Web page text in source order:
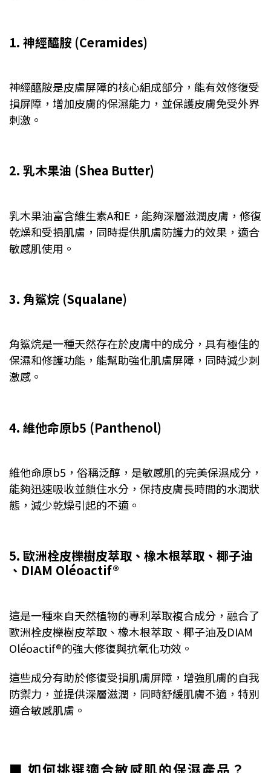
1. 神經醯胺 (Ceramides)
神經醯胺是皮膚屏障的核心組成部分，能有效修復受
損屏障，增加皮膚的保濕能力，並保護皮膚免受外界
刺激。
2. 乳木果油 (Shea Butter)
乳木果油富含維生素A和E，能夠深層滋潤皮膚，修復
乾燥和受損肌膚，同時提供肌膚防護力的效果，適合
敏感肌使用。
3. 角鯊烷 (Squalane)
角鯊烷是一種天然存在於皮膚中的成分，具有極佳的
保濕和修護功能，能幫助強化肌膚屏障，同時減少刺
激感。
4. 維他命原b5 (Panthenol)
維他命原b5，俗稱泛醇，是敏感肌的完美保濕成分，
能夠迅速吸收並鎖住水分，保持皮膚長時間的水潤狀
態，減少乾燥引起的不適。
5. 歐洲栓皮櫟樹皮萃取、橡木根萃取、椰子油
、DIAM Oléoactif®
這是一種來自天然植物的專利萃取複合成分，融合了
歐洲栓皮櫟樹皮萃取、橡木根萃取、椰子油及DIAM
Oléoactif®的強大修復與抗氧化功效。
這些成分有助於修復受損肌膚屏障，增強肌膚的自我
防禦力，並提供深層滋潤，同時舒緩肌膚不適，特別
適合敏感肌膚。
■ 如何挑選適合敏感肌的保濕產品？